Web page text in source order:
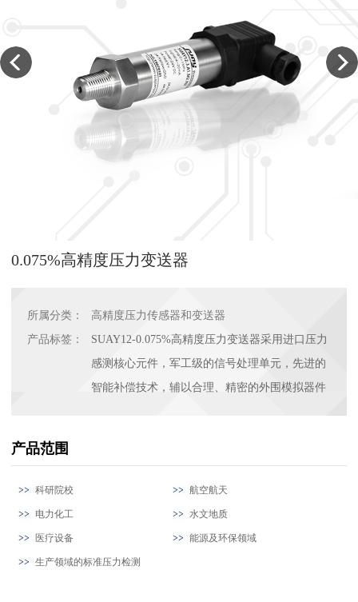
0.075%高精度压力变送器
所属分类：
高精度压力传感器和变送器
产品标签：
SUAY12-0.075%高精度压力变送器采用进口压力
感测核心元件，军工级的信号处理单元，先进的
智能补偿技术，辅以合理、精密的外围模拟器件
产品范围
科研院校 航空航天
电力化工 水文地质
医疗设备 能源及环保领域
生产领域的标准压力检测